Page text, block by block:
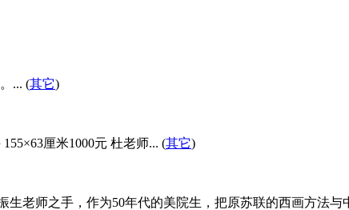
... (其它)
厘米1000元 杜老师... (其它)
老师之手，作为50年代的美院生，把原苏联的西画方法